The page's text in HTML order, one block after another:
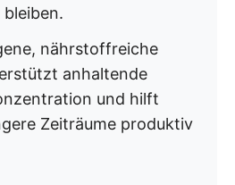
bleiben.
nährstoffreiche
anhaltende
und hilft
Zeiträume produktiv